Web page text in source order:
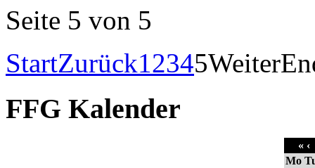
Seite 5 von 5
StartZurück12345Weiter
FFG Kalender
« ‹
Mo